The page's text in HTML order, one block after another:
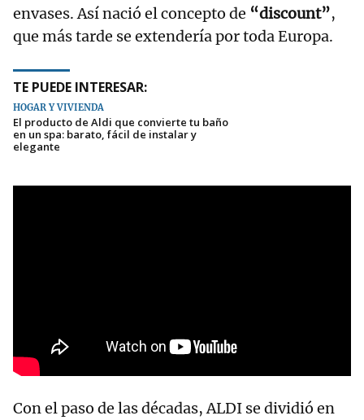
envases. Así nació el concepto de “discount”,
que más tarde se extendería por toda Europa.
TE PUEDE INTERESAR:
HOGAR Y VIVIENDA
El producto de Aldi que convierte tu baño
en un spa: barato, fácil de instalar y
elegante
Con el paso de las décadas, ALDI se dividió en